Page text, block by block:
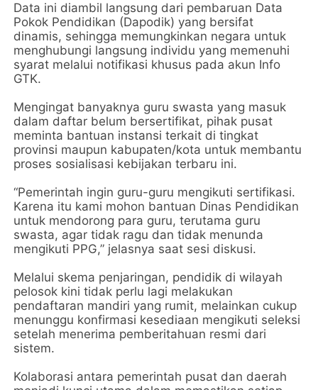
Data ini diambil langsung dari pembaruan Data
Pokok Pendidikan (Dapodik) yang bersifat
dinamis, sehingga memungkinkan negara untuk
menghubungi langsung individu yang memenuhi
syarat melalui notifikasi khusus pada akun Info
GTK.
Mengingat banyaknya guru swasta yang masuk
dalam daftar belum bersertifikat, pihak pusat
meminta bantuan instansi terkait di tingkat
provinsi maupun kabupaten/kota untuk membantu
proses sosialisasi kebijakan terbaru ini.
“Pemerintah ingin guru-guru mengikuti sertifikasi.
Karena itu kami mohon bantuan Dinas Pendidikan
untuk mendorong para guru, terutama guru
swasta, agar tidak ragu dan tidak menunda
mengikuti PPG,” jelasnya saat sesi diskusi.
Melalui skema penjaringan, pendidik di wilayah
pelosok kini tidak perlu lagi melakukan
pendaftaran mandiri yang rumit, melainkan cukup
menunggu konfirmasi kesediaan mengikuti seleksi
setelah menerima pemberitahuan resmi dari
sistem.
Kolaborasi antara pemerintah pusat dan daerah